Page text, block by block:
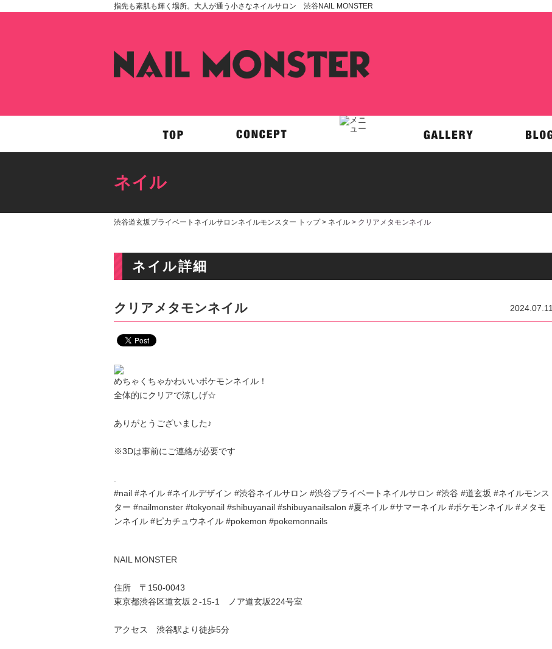
指先も素肌も輝く場所。大人が通う小さなネイルサロン 渋谷NAIL MONSTER
ネイル
渋谷道玄坂プライベートネイルサロンネイルモンスター トップ > ネイル > クリアメタモンネイル
ネイル詳細
2024.07.11
クリアメタモンネイル
めちゃくちゃかわいいポケモンネイル！
全体的にクリアで涼しげ☆
ありがとうございました♪
※3Dは事前にご連絡が必要です
#nail #ネイル #ネイルデザイン #渋谷ネイルサロン #渋谷プライベートネイルサロン #渋谷 #道玄坂 #ネイルモンス
ター #nailmonster #tokyonail #shibuyanail #shibuyanailsalon #夏ネイル #サマーネイル #ポケモンネイル #メタモ
ンネイル #ピカチュウネイル #pokemon #pokemonnails
NAIL MONSTER
住所 〒150-0043
東京都渋谷区道玄坂２-15-1 ノア道玄坂224号室
アクセス 渋谷駅より徒歩5分